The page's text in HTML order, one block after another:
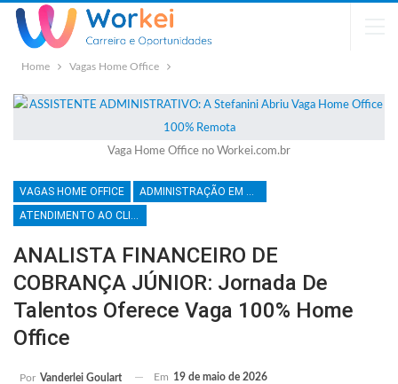
Home Vagas Home Office
Vaga Home Office no Workei.com.br
VAGAS HOME OFFICE
ADMINISTRAÇÃO EM GERAL
ATENDIMENTO AO CLIENTE
ANALISTA FINANCEIRO DE
COBRANÇA JÚNIOR: Jornada De
Talentos Oferece Vaga 100% Home
Office
Por Vanderlei Goulart Em 19 de maio de 2026